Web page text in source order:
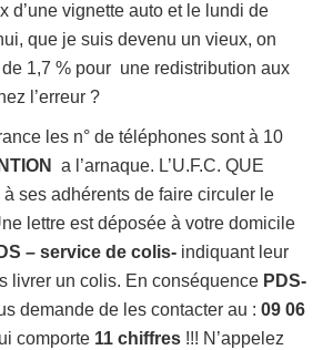
d’une vignette auto et le lundi de
que je suis devenu un vieux, on
1,7 % pour une redistribution aux
l’erreur ?
les n° de téléphones sont à 10
a l’arnaque. L’U.F.C. QUE
ses adhérents de faire circuler le
lettre est déposée à votre domicile
– service de colis- indiquant leur
livrer un colis. En conséquence PDS-
demande de les contacter au : 09 06
comporte 11 chiffres !!! N’appelez